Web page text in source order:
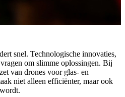
snel. Technologische innovaties,
om slimme oplossingen. Bij
van drones voor glas- en
niet alleen efficiënter, maar ook